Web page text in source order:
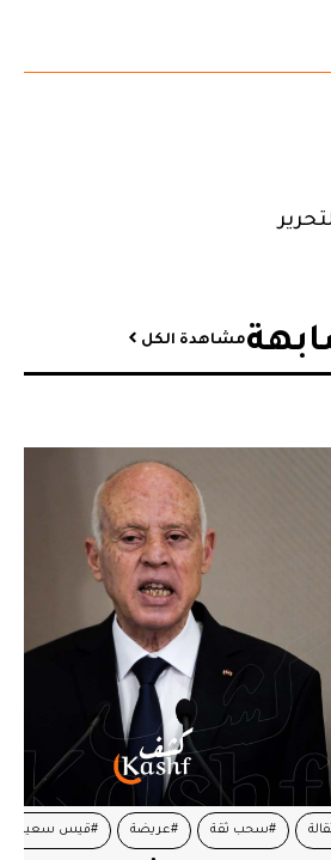
مشاهدة الكل
#عريضة #قيس سعيد